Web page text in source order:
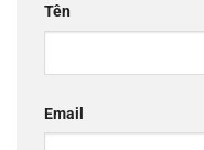
Tên
Email